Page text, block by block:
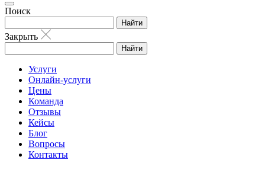
Поиск
Найти
Закрыть
Найти
Услуги
Онлайн-услуги
Цены
Команда
Отзывы
Кейсы
Блог
Вопросы
Контакты